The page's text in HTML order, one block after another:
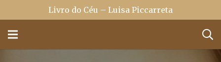
Livro do Céu – Luisa Piccarreta